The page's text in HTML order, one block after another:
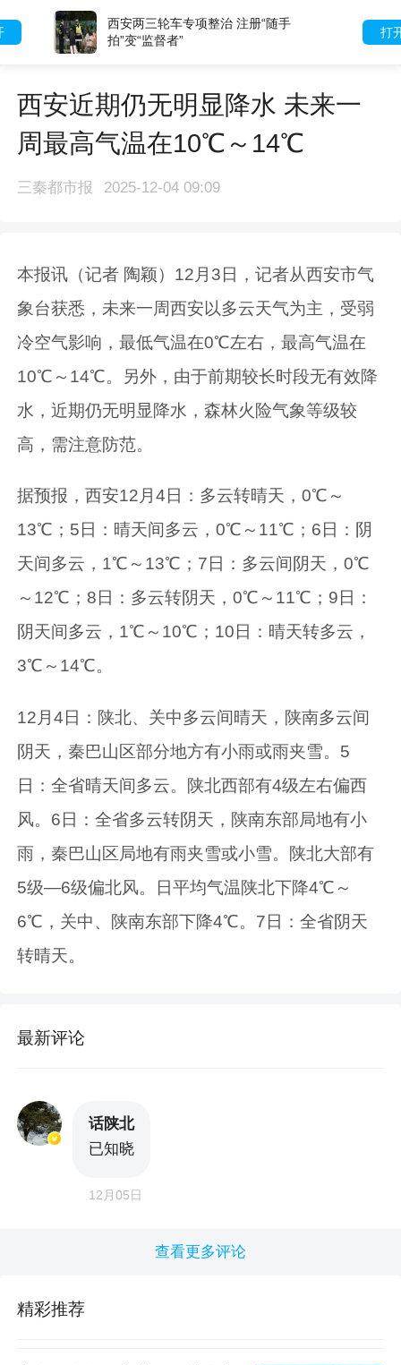
西安两三轮车专项整治 注册“随手
拍”变“监督者”
西安近期仍无明显降水 未来一
周最高气温在10℃～14℃
三秦都市报 2025-12-04 09:09
本报讯（记者 陶颖）12月3日，记者从西安市气
象台获悉，未来一周西安以多云天气为主，受弱
冷空气影响，最低气温在0℃左右，最高气温在
10℃～14℃。另外，由于前期较长时段无有效降
水，近期仍无明显降水，森林火险气象等级较
高，需注意防范。
据预报，西安12月4日：多云转晴天，0℃～
13℃；5日：晴天间多云，0℃～11℃；6日：阴
天间多云，1℃～13℃；7日：多云间阴天，0℃
～12℃；8日：多云转阴天，0℃～11℃；9日：
阴天间多云，1℃～10℃；10日：晴天转多云，
3℃～14℃。
12月4日：陕北、关中多云间晴天，陕南多云间
阴天，秦巴山区部分地方有小雨或雨夹雪。5
日：全省晴天间多云。陕北西部有4级左右偏西
风。6日：全省多云转阴天，陕南东部局地有小
雨，秦巴山区局地有雨夹雪或小雪。陕北大部有
5级—6级偏北风。日平均气温陕北下降4℃～
6℃，关中、陕南东部下降4℃。7日：全省阴天
转晴天。
最新评论
话陕北
已知晓
12月05日
查看更多评论
精彩推荐